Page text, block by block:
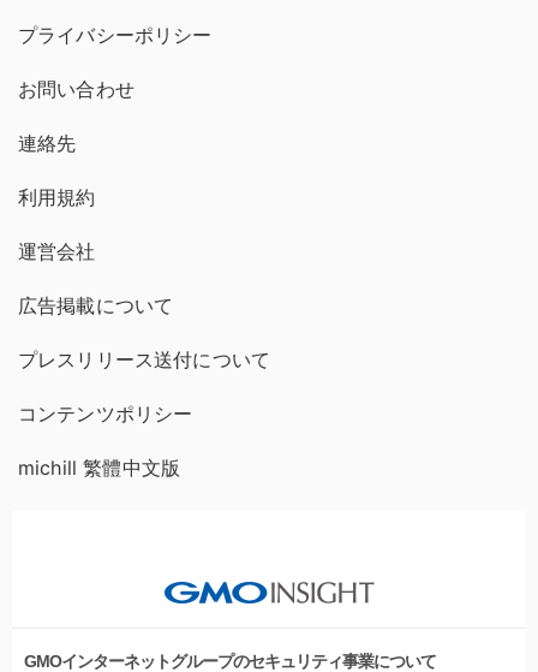
プライバシーポリシー
お問い合わせ
連絡先
利用規約
運営会社
広告掲載について
プレスリリース送付について
コンテンツポリシー
michill 繁體中文版
GMOインターネットグループのセキュリティ事業について